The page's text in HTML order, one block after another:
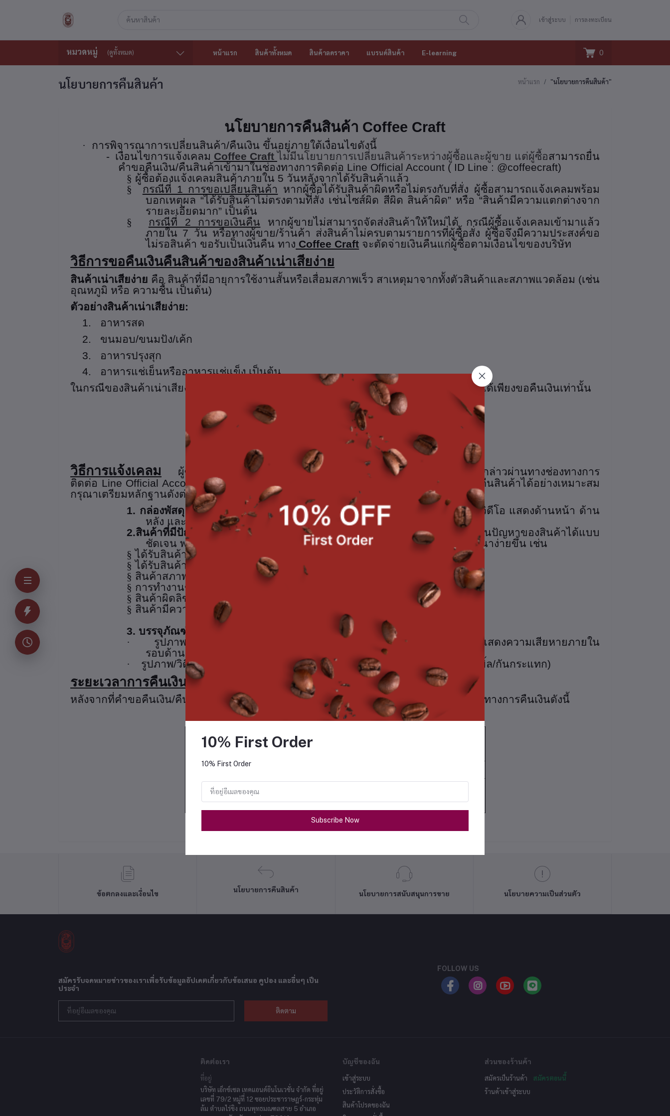
เข้าสู่ระบบ การลงทะเบียน
หมวดหมู่ (ดูทั้งหมด) หน้าแรก สินค้าทั้งหมด สินค้าลดราคา แบรนด์สินค้า E-learning 0
นโยบายการคืนสินค้า หน้าแรก "นโยบายการคืนสินค้า"
นโยบายการคืนสินค้า Coffee Craft
·
การพิจารณาการเปลี่ยนสินค้า/คืนเงิน ขึ้นอยู่ภายใต้เงื่อนไขดังนี้
- เงื่อนไขการแจ้งเคลม Coffee Craft ไม่มีนโยบายการเปลี่ยนสินค้าระหว่างผู้ซื้อและผู้ขาย แต่ผู้ซื้อสามารถยื่น
คำขอคืนเงิน/คืนสินค้าเข้ามาในช่องทางการติดต่อ Line Official Account ( ID Line : @coffeecraft)
§ ผู้ซื้อต้องแจ้งเคลมสินค้าภายใน 5 วันหลังจากได้รับสินค้าแล้ว
§
กรณีที่ 1 การขอเปลี่ยนสินค้า หากผู้ซื้อได้รับสินค้าผิดหรือไม่ตรงกับที่สั่ง ผู้ซื้อสามารถแจ้งเคลมพร้อม
บอกเหตุผล “ได้รับสินค้าไม่ตรงตามที่สั่ง เช่นไซส์ผิด สีผิด สินค้าผิด” หรือ “สินค้ามีความแตกต่างจาก
รายละเอียดมาก” เป็นต้น
§
กรณีที่ 2 การขอเงินคืน หากผู้ขายไม่สามารถจัดส่งสินค้าให้ใหม่ได้ กรณีผู้ซื้อแจ้งเคลมเข้ามาแล้ว
ภายใน 7 วัน หรือทางผู้ขาย/ร้านค้า ส่งสินค้าไม่ครบตามรายการที่ผู้ซื้อสั่ง ผู้ซื้อจึงมีความประสงค์ขอ
ไม่รอสินค้า ขอรับเป็นเงินคืน ทาง Coffee Craft จะตัดจ่ายเงินคืนแก่ผู้ซื้อตามเงื่อนไขของบริษัท
วิธีการขอคืนเงินคืนสินค้าของสินค้าเน่าเสียง่าย
สินค้าเน่าเสียง่าย คือ สินค้าที่มีอายุการใช้งานสั้นหรือเสื่อมสภาพเร็ว สาเหตุมาจากทั้งตัวสินค้าและสภาพแวดล้อม (เช่น
อุณหภูมิ หรือ ความชื้น เป็นต้น)
ตัวอย่างสินค้าเน่าเสียง่าย:
1.
อาหารสด
2.
ขนมอบ/ขนมปัง/เค้ก
3.
อาหารปรุงสุก
4.
อาหารแช่เย็นหรืออาหารแช่แข็ง เป็นต้น
ในกรณีของสินค้าเน่าเสียง่าย หากพบว่าสินค้ามีปัญหา ผู้ซื้อจะไม่สามารถขอคืนสินค้าได้ ทำได้เพียงขอคืนเงินเท่านั้น
วิธีการแจ้งเคลม
ผู้ซื้อจะต้องอัปโหลดหลักฐานการขอคืนเงิน/คืนสินค้าของคำสั่งซื้อดังกล่าวผ่านทางช่องทางการ
ติดต่อ Line Official Account (ID Line : @coffeecraft
เพื่อให้สามารถพิจารณาการคืนเงิน/คืนสินค้าได้อย่างเหมาะสม
กรุณาเตรียมหลักฐานดังต่อไปนี้
1. กล่องพัสดุ (External Packaging) ก่อนแกะกล่องพัสดุ รบกวนถ่ายรูปภาพ/วิดีโอ แสดงด้านหน้า ด้าน
หลัง และทุกด้านของกล่องพัสดุที่ได้รับ และต้องเห็นใบปะหน้า อย่างชัดเจน
2.สินค้าที่มีปัญหา
(Item(s) with Issues)
รูปภาพ/วิดีโอของสินค้า ที่สามารถเห็นปัญหาของสินค้าได้แบบ
ชัดเจน พร้อมคำอธิบายโดยรายละเอียดของปัญหาที่ได้รับ เพื่อให้การพิจารณาง่ายขึ้น เช่น
§ ได้รับสินค้าไม่ครบ/ชิ้นส่วนไม่ครบ
§ ได้รับสินค้าไม่ตรงตามที่สั่ง
§ สินค้าสภาพไม่ดี หรือมีความเสียหาย
§ การทำงานของสินค้าไม่สมบูรณ์ หรือสินค้าหมดอายุ
§ สินค้าผิดลิขสิทธ์
§ สินค้ามีความแตกต่างจากลายละเอียดมาก
3. บรรจุภัณฑ์ภายใน (
·
รูปภาพ/วิดีโอ สินค้าภายในกล่องบรรจุภัณฑ์ (และภาพกล่องบรรจุภัณฑ์ที่แสดงความเสียหายภายใน
รอบด้าน ถ้ามี)
·
รูปภาพ/วิดีโอ แสดงรายละเอียดการแพ็กสินค้าภายในกล่องบรรจุภัณฑ์ (บับเบิ้ล/กันกระแทก)
ระยะเวลาการคืนเงิน หากขอคืนเงินสำเร็จ
หลังจากที่คำขอคืนเงิน/คืนสินค้าได้รับการยอมรับ ผู้ซื้อจะได้รับเงินคืนตามระยะเวลาและช่องทางการคืนเงินดังนี้
ประเภทการชำระ
ช่องทางการคืนเงิน
บัตรเดบิต/
โอนชำระ
ธนาคารเดิม
ข้อตกลงและเงื่อนไข
นโยบายการคืนสินค้า
นโยบายการสนับสนุนการขาย นโยบายความเป็นส่วนตัว
สมัครรับจดหมายข่าวของเราเพื่อรับข้อมูลอัปเดตเกี่ยวกับข้อเสนอ คูปอง และอื่นๆ เป็น
ประจำ
ติดตาม
FOLLOW US
ติดต่อเรา
ที่อยู่
บริษัท เอ็กซ์เซล เทคแอนด์อินโนเวชั่น จำกัด ที่อยู่
เลขที่ 79/2 หมู่ที่ 12 ซอยประชาราษฎร์-กระทุ่ม
ล้ม ตำบลไร่ขิง ถนนพุทธมณฑลสาย 5 อำเภอ
บัญชีของฉัน
เข้าสู่ระบบ
ประวัติการสั่งซื้อ
สินค้าโปรดของฉัน
ส่วนของร้านค้า
สมัครเป็นร้านค้า
สมัครตอนนี้
ร้านค้าเข้าสู่ระบบ
10% First Order
10% First Order
Subscribe Now